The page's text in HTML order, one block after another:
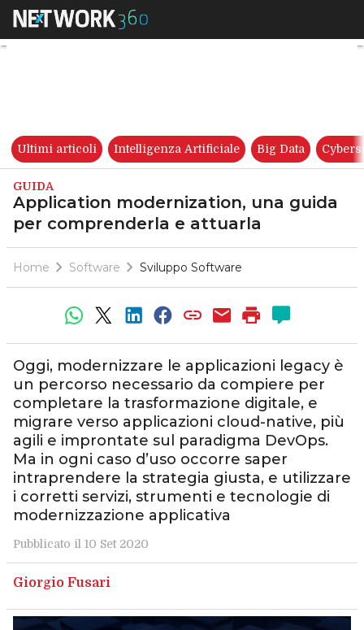
Application modernization,
Ultimi articoli Intelligenza Artificiale Big Data
GUIDA
Application modernization, una guida
per comprenderla e attuarla
Home Software Sviluppo Software
Oggi, modernizzare le applicazioni legacy è
un percorso necessario da compiere per
completare la trasformazione digitale, e
migrare verso applicazioni cloud-native, più
agili e improntate sul paradigma DevOps.
Ma in ogni caso d’uso occorre saper
intraprendere la strategia giusta, e utilizzare
i corretti servizi, strumenti e tecnologie di
modernizzazione applicativa
Pubblicato il 10 Set 2020
Giorgio Fusari